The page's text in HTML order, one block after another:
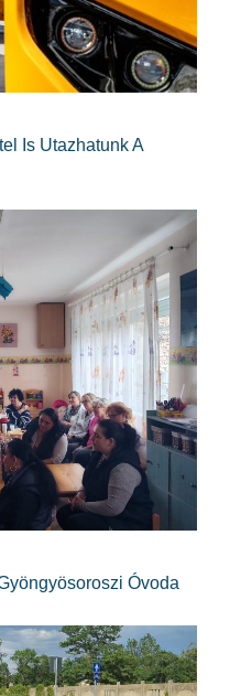
Is Utazhatunk A
Óvoda